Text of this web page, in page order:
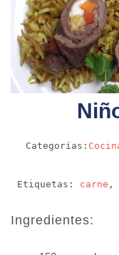
Categorías:
Etiquetas: carne ,
Ingredientes: